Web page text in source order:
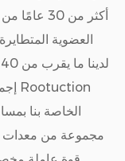
أكثر من
مجموعة من معدات